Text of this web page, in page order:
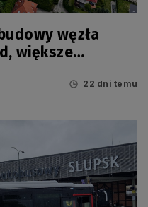
węzła
większe
22 dni temu